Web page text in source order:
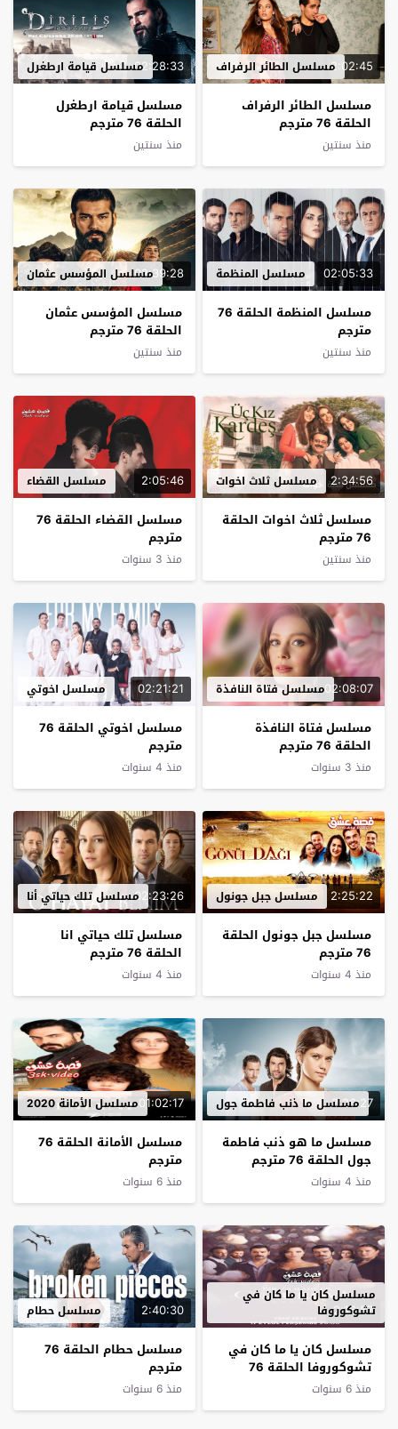
2:02:45مسلسل الطائر الرفراف
مسلسل الطائر الرفراف
الحلقة 76 مترجم
منذ سنتين
02:28:33مسلسل قيامة ارطغرل
مسلسل قيامة ارطغرل
الحلقة 76 مترجم
منذ سنتين
02:05:33 مسلسل المنظمة
مسلسل المنظمة الحلقة 76
مترجم
منذ سنتين
02:39:28مسلسل المؤسس عثمان
مسلسل المؤسس عثمان
الحلقة 76 مترجم
منذ سنتين
2:34:56 مسلسل ثلاث اخوات
مسلسل ثلاث اخوات الحلقة
76 مترجم
منذ سنتين
2:05:46 مسلسل القضاء
مسلسل القضاء الحلقة 76
مترجم
منذ 3 سنوات
02:08:07مسلسل فتاة النافذة
مسلسل فتاة النافذة
الحلقة 76 مترجم
منذ 3 سنوات
02:21:21 مسلسل اخوتي
مسلسل اخوتي الحلقة 76
مترجم
منذ 4 سنوات
2:25:22 مسلسل جبل جونول
مسلسل جبل جونول الحلقة
76 مترجم
منذ 4 سنوات
02:23:26مسلسل تلك حياتي أنا
مسلسل تلك حياتي انا
الحلقة 76 مترجم
منذ 4 سنوات
2:26:27
مسلسل ما ذنب فاطمة جول
مسلسل ما هو ذنب فاطمة
جول الحلقة 76 مترجم
منذ 4 سنوات
01:02:17مسلسل الأمانة 2020
مسلسل الأمانة الحلقة 76
مترجم
منذ 6 سنوات
2:16:57
مسلسل كان يا ما كان في
تشوكوروفا
مسلسل كان يا ما كان في
تشوكوروفا الحلقة 76
مترجم
منذ 6 سنوات
2:40:30 مسلسل حطام
مسلسل حطام الحلقة 76
مترجم
منذ 6 سنوات